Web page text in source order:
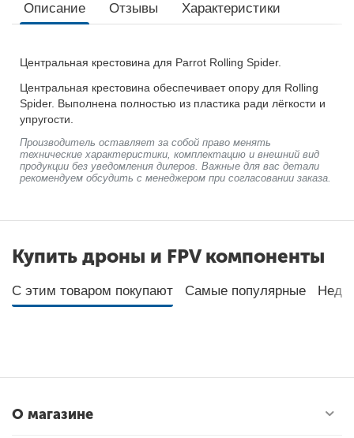
Описание Отзывы Характеристики
Центральная крестовина для Parrot Rolling Spider.
Центральная крестовина обеспечивает опору для Rolling
Spider. Выполнена полностью из пластика ради лёгкости и
упругости.
Производитель оставляет за собой право менять
технические характеристики, комплектацию и внешний вид
продукции без уведомления дилеров. Важные для вас детали
рекомендуем обсудить с менеджером при согласовании заказа.
Купить дроны и FPV компоненты
С этим товаром покупают Самые популярные
О магазине